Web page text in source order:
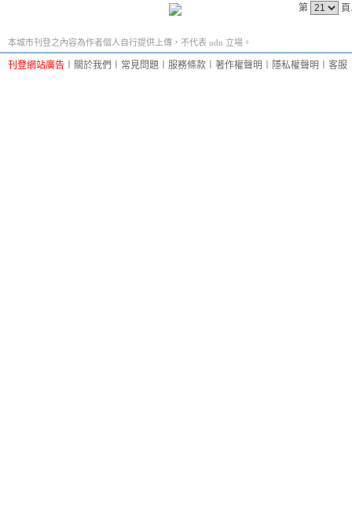
第
本城市刊登之內容為作者個人自行提供上傳，不代表 udn 立場。
刊登網站廣告 關於我們 常見問題 服務條款 著作權聲明 隱私權聲明 客服